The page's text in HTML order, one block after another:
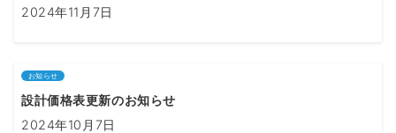
2024年11月7日
お知らせ
設計価格表更新のお知らせ
2024年10月7日